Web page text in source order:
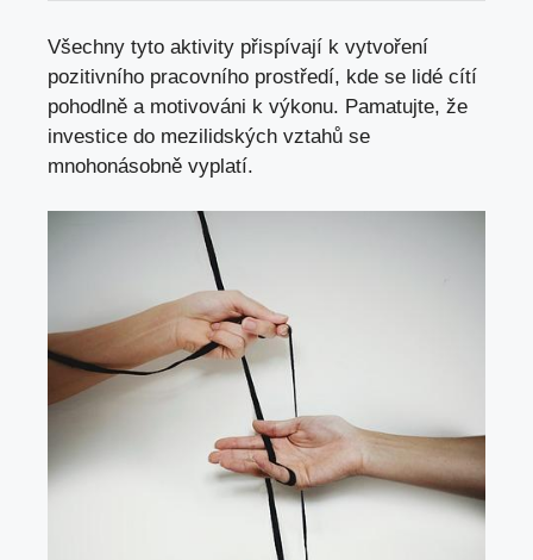
Všechny tyto aktivity přispívají k vytvoření
pozitivního pracovního prostředí, kde se lidé cítí
pohodlně a motivováni k výkonu. Pamatujte, že
investice do mezilidských vztahů se
mnohonásobně vyplatí.